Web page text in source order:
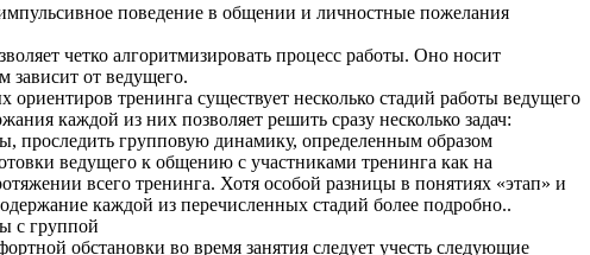
поведение в общении и личностные пожелания
четко алгоритмизировать процесс работы. Оно носит
зависит от ведущего.
ориентиров тренинга существует несколько стадий работы ведущего
каждой из них позволяет решить сразу несколько задач:
проследить групповую динамику, определенным образом
ведущего к общению с участниками тренинга как на
всего тренинга. Хотя особой разницы в понятиях «этап» и
каждой из перечисленных стадий более подробно..
с группой
обстановки во время занятия следует учесть следующие